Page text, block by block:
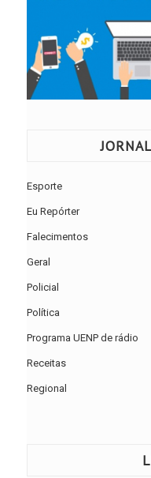
Esporte
Eu Repórter
Falecimentos
Geral
Policial
Política
Programa UENP de rádio
Receitas
Regional